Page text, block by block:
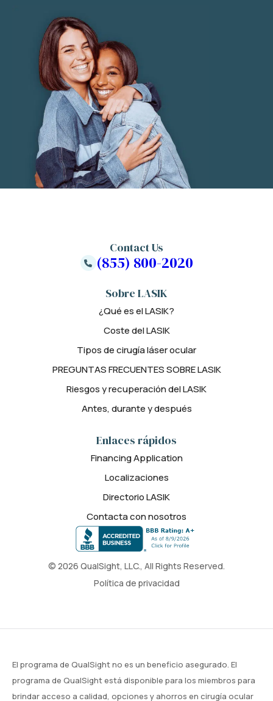
© 2026 QualSight, LLC., All Rights Reserved.
Política de privacidad
Sobre LASIK
¿Qué es el LASIK?
Coste del LASIK
Tipos de cirugía láser ocular
PREGUNTAS FRECUENTES SOBRE LASIK
Riesgos y recuperación del LASIK
Antes, durante y después
Enlaces rápidos
Financing Application
Localizaciones
Directorio LASIK
Contacta con nosotros
Contact Us
(855) 800-2020
El programa de QualSight no es un beneficio asegurado. El
programa de QualSight está disponible para los miembros para
brindar acceso a calidad, opciones y ahorros en cirugía ocular